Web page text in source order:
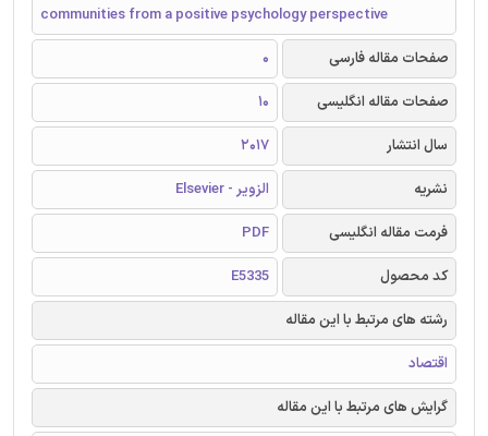
communities from a positive psychology perspective
صفحات مقاله فارسی
0
صفحات مقاله انگلیسی
10
سال انتشار
2017
نشریه
الزویر - Elsevier
فرمت مقاله انگلیسی
PDF
کد محصول
E5335
رشته های مرتبط با این مقاله
اقتصاد
گرایش های مرتبط با این مقاله